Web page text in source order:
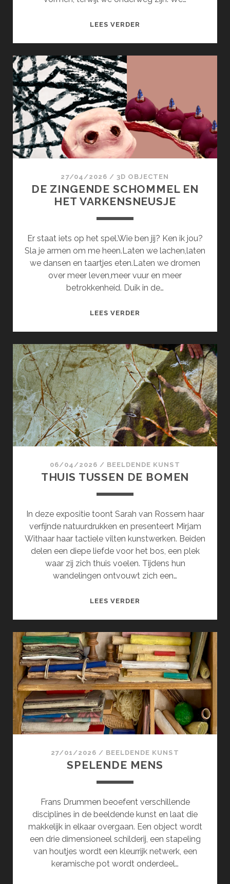
LEES VERDER
27/04/2026 /3D OBJECTEN
DE ZINGENDE SCHOMMEL EN
HET VARKENSNEUSJE
Er staat iets op het spel.Wie ben jij? Ken ik jou?
Sla je armen om me heen.Laten we lachen,laten
we dansen en taartjes eten.Laten we dromen
over meer leven,meer vuur en meer
betrokkenheid. Duik in de…
LEES VERDER
EN
HET
VARKENSNEUSJE
06/04/2026 / BEELDENDE KUNST
THUIS TUSSEN DE BOMEN
In deze expositie toont Sarah van Rossem haar
verfijnde natuurdrukken en presenteert Mirjam
Withaar haar tactiele vilten kunstwerken. Beiden
delen een diepe liefde voor het bos, een plek
waar zij zich thuis voelen. Tijdens hun
wandelingen ontvouwt zich een…
LEES VERDER
BOMEN
27/01/2026 / BEELDENDE KUNST
SPELENDE MENS
Frans Drummen beoefent verschillende
disciplines in de beeldende kunst en laat die
makkelijk in elkaar overgaan. Een object wordt
een drie dimensioneel schilderij, een stapeling
van houtjes wordt een kleurrijk netwerk, een
keramische pot wordt onderdeel…